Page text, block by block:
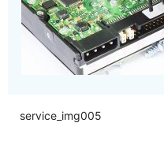
service_img005